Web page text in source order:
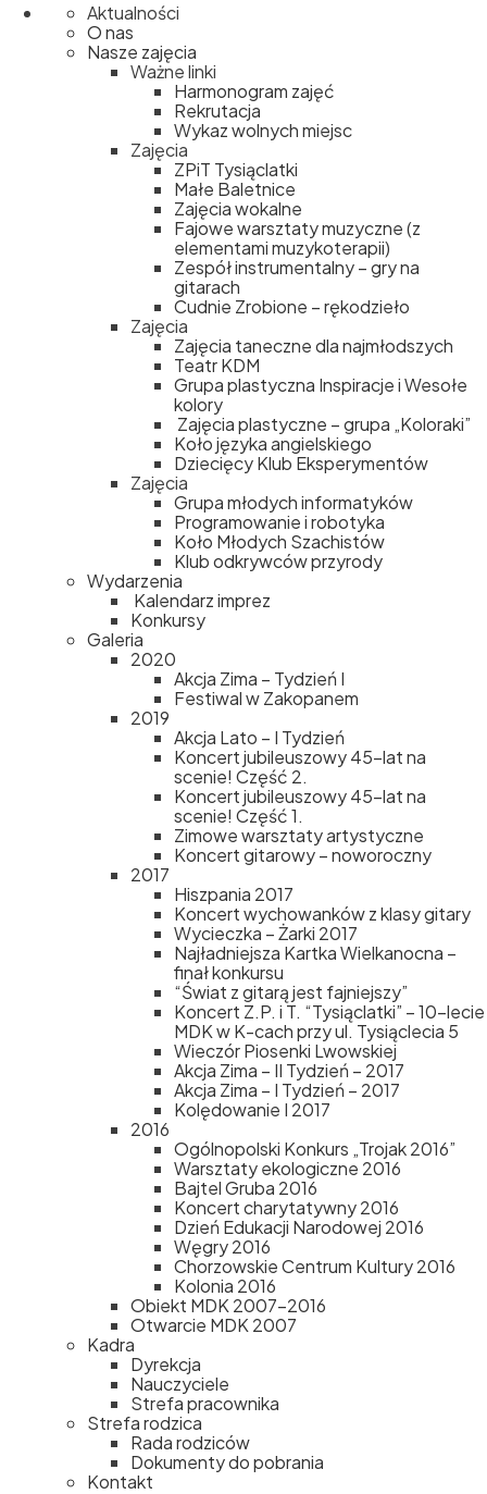
Aktualności
O nas
Nasze zajęcia
Ważne linki
Harmonogram zajęć
Rekrutacja
Wykaz wolnych miejsc
Zajęcia
ZPiT Tysiąclatki
Małe Baletnice
Zajęcia wokalne
Fajowe warsztaty muzyczne (z
elementami muzykoterapii)
Zespół instrumentalny – gry na
gitarach
Cudnie Zrobione – rękodzieło
Zajęcia
Zajęcia taneczne dla najmłodszych
Teatr KDM
Grupa plastyczna Inspiracje i Wesołe
kolory
Zajęcia plastyczne – grupa „Koloraki”
Koło języka angielskiego
Dziecięcy Klub Eksperymentów
Zajęcia
Grupa młodych informatyków
Programowanie i robotyka
Koło Młodych Szachistów
Klub odkrywców przyrody
Wydarzenia
Kalendarz imprez
Konkursy
Galeria
2020
Akcja Zima – Tydzień I
Festiwal w Zakopanem
2019
Akcja Lato – I Tydzień
Koncert jubileuszowy 45-lat na
scenie! Część 2.
Koncert jubileuszowy 45-lat na
scenie! Część 1.
Zimowe warsztaty artystyczne
Koncert gitarowy – noworoczny
2017
Hiszpania 2017
Koncert wychowanków z klasy gitary
Wycieczka – Żarki 2017
Najładniejsza Kartka Wielkanocna –
finał konkursu
“Świat z gitarą jest fajniejszy”
Koncert Z.P. i T. “Tysiąclatki” – 10-lecie
MDK w K-cach przy ul. Tysiąclecia 5
Wieczór Piosenki Lwowskiej
Akcja Zima – II Tydzień – 2017
Akcja Zima – I Tydzień – 2017
Kolędowanie I 2017
2016
Ogólnopolski Konkurs „Trojak 2016”
Warsztaty ekologiczne 2016
Bajtel Gruba 2016
Koncert charytatywny 2016
Dzień Edukacji Narodowej 2016
Węgry 2016
Chorzowskie Centrum Kultury 2016
Kolonia 2016
Obiekt MDK 2007-2016
Otwarcie MDK 2007
Kadra
Dyrekcja
Nauczyciele
Strefa pracownika
Strefa rodzica
Rada rodziców
Dokumenty do pobrania
Kontakt